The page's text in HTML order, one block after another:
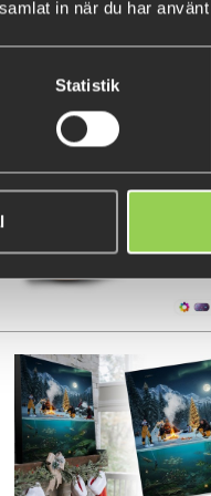
in när du har
Statistik
three eyelets to choose
different conditions
premium BKK treble
Hook: BKK 6062 size 10